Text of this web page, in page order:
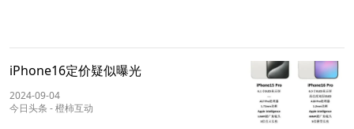
iPhone16定价疑似曝光
2024-09-04
今日头条 -橙柿互动